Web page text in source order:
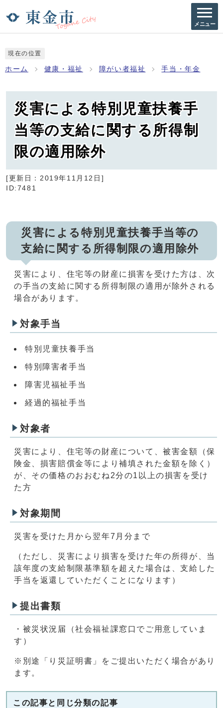
メニュー
現在の位置
ホーム 健康・福祉 障がい者福祉 手当・年金
災害による特別児童扶養手
当等の支給に関する所得制
限の適用除外
[更新日： 2019年11月12日 ]
ID:7481
災害による特別児童扶養手当等の
支給に関する所得制限の適用除外
災害により、住宅等の財産に損害を受けた方は、次
の手当の支給に関する所得制限の適用が除外される
場合があります。
対象手当
特別児童扶養手当
特別障害者手当
障害児福祉手当
経過的福祉手当
対象者
災害により、住宅等の財産について、被害金額（保
険金、損害賠償金等により補填された金額を除く）
が、その価格のおおむね2分の1以上の損害を受け
た方
対象期間
災害を受けた月から翌年7月分まで
（ただし、災害により損害を受けた年の所得が、当
該年度の支給制限基準額を超えた場合は、支給した
手当を返還していただくことになります）
提出書類
・被災状況届（社会福祉課窓口でご用意していま
す）
※別途「り災証明書」をご提出いただく場合があり
ます。
この記事と同じ分類の記事